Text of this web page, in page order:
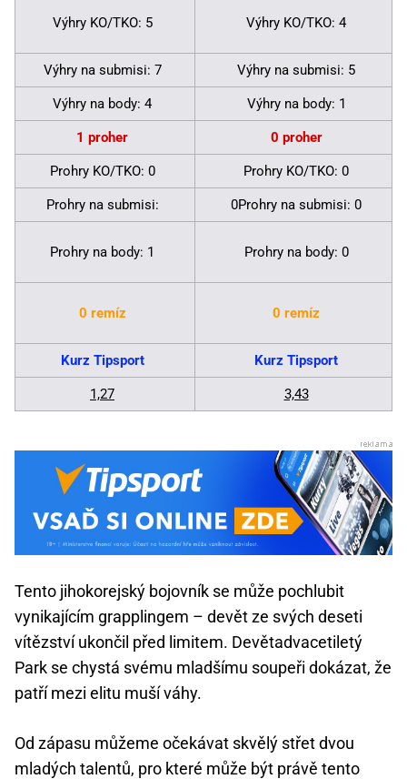
Výhry KO/TKO: 5 Výhry KO/TKO: 4
Výhry na submisi: 7 Výhry na submisi: 5
Výhry na body: 4 Výhry na body: 1
1 proher 0 proher
Prohry KO/TKO: 0 Prohry KO/TKO: 0
Prohry na submisi: 0Prohry na submisi: 0
Prohry na body: 1 Prohry na body: 0
0 remíz 0 remíz
Kurz Tipsport Kurz Tipsport
1,27 3,43
Tento jihokorejský bojovník se může pochlubit
vynikajícím grapplingem – devět ze svých deseti
vítězství ukončil před limitem. Devětadvacetiletý
Park se chystá svému mladšímu soupeři dokázat, že
patří mezi elitu muší váhy.
Od zápasu můžeme očekávat skvělý střet dvou
mladých talentů, pro které může být právě tento